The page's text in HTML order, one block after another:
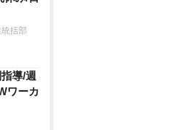
括部
導/週
ワーカ